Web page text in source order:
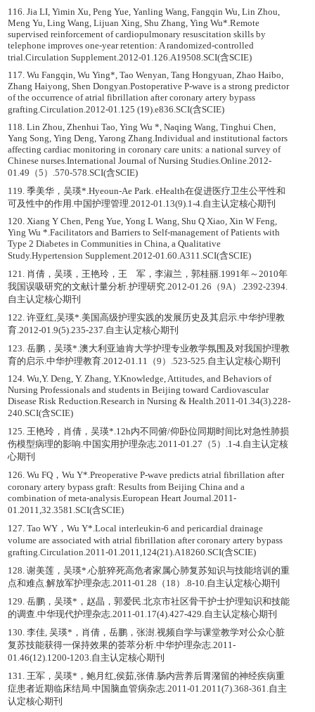
116. Jia LI, Yimin Xu, Peng Yue, Yanling Wang, Fangqin Wu, Lin Zhou,
Meng Yu, Ling Wang, Lijuan Xing, Shu Zhang, Ying Wu*.Remote
supervised reinforcement of cardiopulmonary resuscitation skills by
telephone improves one-year retention: A randomized-controlled
trial.Circulation Supplement.2012-01.126.A19508.SCI(含SCIE)
117. Wu Fangqin, Wu Ying*, Tao Wenyan, Tang Hongyuan, Zhao Haibo,
Zhang Haiyong, Shen Dongyan.Postoperative P-wave is a strong predictor
of the occurrence of atrial fibrillation after coronary artery bypass
grafting.Circulation.2012-01.125 (19).e836.SCI(含SCIE)
118. Lin Zhou, Zhenhui Tao, Ying Wu *, Naqing Wang, Tinghui Chen,
Yang Song, Ying Deng, Yarong Zhang.Individual and institutional factors
affecting cardiac monitoring in coronary care units: a national survey of
Chinese nurses.International Journal of Nursing Studies.Online.2012-
01.49（5）.570-578.SCI(含SCIE)
119. 季美华，吴瑛*.Hyeoun-Ae Park. eHealth在促进医疗卫生公平性和
可及性中的作用.中国护理管理.2012-01.13(9).1-4.自主认定核心期刊
120. Xiang Y Chen, Peng Yue, Yong L Wang, Shu Q Xiao, Xin W Feng,
Ying Wu *.Facilitators and Barriers to Self-management of Patients with
Type 2 Diabetes in Communities in China, a Qualitative
Study.Hypertension Supplement.2012-01.60.A311.SCI(含SCIE)
121. 肖倩，吴瑛，王艳玲，王 军，李淑兰，郭桂丽.1991年～2010年
我国误吸研究的文献计量分析.护理研究.2012-01.26（9A）.2392-2394.
自主认定核心期刊
122. 许亚红,吴瑛*.美国高级护理实践的发展历史及其启示.中华护理教
育.2012-01.9(5).235-237.自主认定核心期刊
123. 岳鹏，吴瑛*.澳大利亚迪肯大学护理专业教学氛围及对我国护理教
育的启示.中华护理教育.2012-01.11（9）.523-525.自主认定核心期刊
124. Wu,Y. Deng, Y. Zhang, Y.Knowledge, Attitudes, and Behaviors of
Nursing Professionals and students in Beijing toward Cardiovascular
Disease Risk Reduction.Research in Nursing & Health.2011-01.34(3).228-
240.SCI(含SCIE)
125. 王艳玲，肖倩，吴瑛*.12h内不同俯/仰卧位同期时间比对急性肺损
伤模型病理的影响.中国实用护理杂志.2011-01.27（5）.1-4.自主认定核
心期刊
126. Wu FQ，Wu Y*.Preoperative P-wave predicts atrial fibrillation after
coronary artery bypass graft: Results from Beijing China and a
combination of meta-analysis.European Heart Journal.2011-
01.2011,32.3581.SCI(含SCIE)
127. Tao WY，Wu Y*.Local interleukin-6 and pericardial drainage
volume are associated with atrial fibrillation after coronary artery bypass
grafting.Circulation.2011-01.2011,124(21).A18260.SCI(含SCIE)
128. 谢美莲，吴瑛*.心脏猝死高危者家属心肺复苏知识与技能培训的重
点和难点.解放军护理杂志.2011-01.28（18）.8-10.自主认定核心期刊
129. 岳鹏，吴瑛*，赵晶，郭爱民.北京市社区骨干护士护理知识和技能
的调查.中华现代护理杂志.2011-01.17(4).427-429.自主认定核心期刊
130. 李佳, 吴瑛*，肖倩，岳鹏，张澍.视频自学与课堂教学对公众心脏
复苏技能获得一保持效果的荟萃分析.中华护理杂志.2011-
01.46(12).1200-1203.自主认定核心期刊
131. 王军，吴瑛*，鲍月红,侯茹,张倩.肠内营养后胃潴留的神经疾病重
症患者近期临床结局.中国脑血管病杂志.2011-01.2011(7).368-361.自主
认定核心期刊